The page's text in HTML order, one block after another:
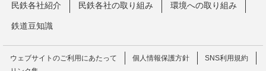
民鉄各社紹介 民鉄各社の取り組み 環境への取り組み
鉄道豆知識
ウェブサイトのご利用にあたって 個人情報保護方針
SNS利用規約